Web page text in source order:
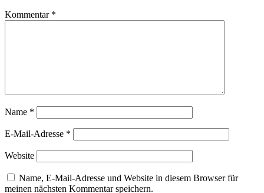
Kommentar *
Name *
E-Mail-Adresse *
Website
Name, E-Mail-Adresse und Website in diesem Browser für
meinen nächsten Kommentar speichern.